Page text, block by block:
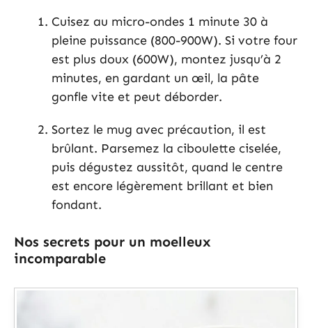
Cuisez au micro-ondes 1 minute 30 à
pleine puissance (800-900W). Si votre four
est plus doux (600W), montez jusqu’à 2
minutes, en gardant un œil, la pâte
gonfle vite et peut déborder.
Sortez le mug avec précaution, il est
brûlant. Parsemez la ciboulette ciselée,
puis dégustez aussitôt, quand le centre
est encore légèrement brillant et bien
fondant.
Nos secrets pour un moelleux
incomparable